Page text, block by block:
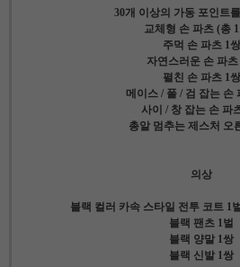
30개 이상의 가동 포인트
교체형 손 파츠 (총
주먹 손 파츠 1쌍
자연스러운 손 파츠
펼친 손 파츠 1쌍
메이스 / 폴 / 검 잡는 손
사이 / 창 잡는 손 파
총알 멈추는 제스처 오
의상
블랙 컬러 카속 스타일 전투 코트 1
블랙 팬츠 1벌
블랙 양말 1쌍
블랙 신발 1쌍